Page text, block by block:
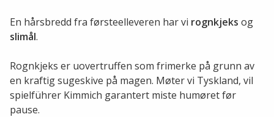
En hårsbredd fra førsteelleveren har vi rognkjeks og
slimål.
Rognkjeks er uovertruffen som frimerke på grunn av
en kraftig sugeskive på magen. Møter vi Tyskland, vil
spielführer Kimmich garantert miste humøret før
pause.